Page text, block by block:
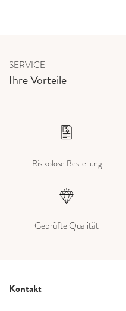
SERVICE
Ihre Vorteile
Risikolose Bestellung
Geprüfte Qualität
Kontakt